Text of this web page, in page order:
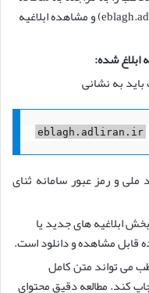
ابلاغ الکترونیک قضایی (eblagh.adliran.ir) و مشاهده ابلاغیه
ابلاغ شده:
به نشانی
eblagh.adliran.ir
ملی و رمز عبور سامانه ثنای
ابلاغیه های جدید یا
قابل مشاهده و دانلود است.
می تواند متن کامل
کند. مطالعه دقیق محتوای